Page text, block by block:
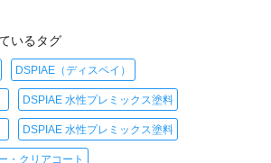
いるタグ
DSPIAE（ディスペイ）
DSPIAE 水性プレミックス塗料
DSPIAE 水性プレミックス塗料
・クリアコート